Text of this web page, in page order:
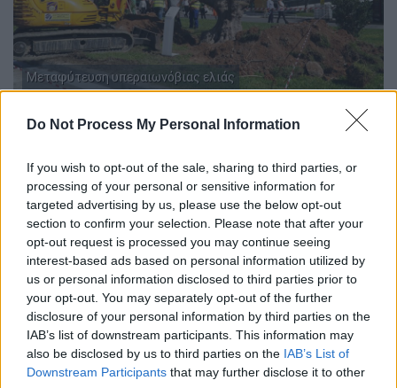
Do Not Process My Personal Information
If you wish to opt-out of the sale, sharing to third parties, or
processing of your personal or sensitive information for
targeted advertising by us, please use the below opt-out
section to confirm your selection. Please note that after your
opt-out request is processed you may continue seeing
interest-based ads based on personal information utilized by
us or personal information disclosed to third parties prior to
your opt-out. You may separately opt-out of the further
disclosure of your personal information by third parties on the
IAB’s list of downstream participants. This information may
also be disclosed by us to third parties on the IAB’s List of
Downstream Participants that may further disclose it to other
Μεταφύτευση υπεραιωνόβιας ελιάς
Με την πρωτοβουλία αυτή, η οποία έχει την
Υποδομών και Μεταφορών και την
οικονομική συνδρομή του υπουργείου
Περιβάλλοντος και Ενέργειας, μέσω του
Πράσινου Ταμείου, έχουν μεταφυτευθεί
μέχρι σήμερα περισσότερα
από 850 ελαιόδεντρα - εκ των οποίων το
10% υπεραιωνόβια άνω των 400 ετών - σε
περισσότερους από 60 Δήμους και
Δημόσιους Φορείς.